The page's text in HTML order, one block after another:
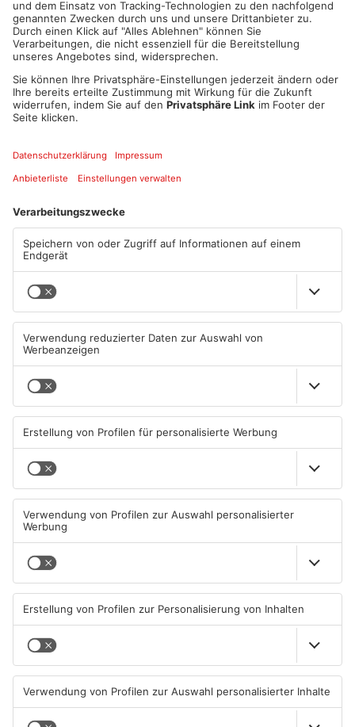
ANZEIGE
Mehr aus Kreis
Miltenberg
Miltenberg: Alkoholisierter
Rentner überschlägt sich bei
Autounfall
04.08.2026, 13:30 UHR IN KREIS
MILTENBERG
Zustand des Faulbacher
Gemeindewaldes soll erfasst
und jede Menge Live-Musik
MILTENBERG
wieder frei
31.07.2026, 11:48 UHR IN KREIS